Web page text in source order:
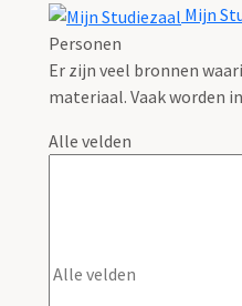
Mijn
Personen
Er zijn veel bronnen
materiaal. Vaak worden
Alle velden